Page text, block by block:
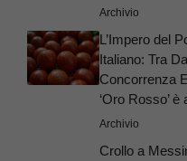
Archivio
L’Impero del
Italiano: Tra
Concorrenza
‘Oro Rosso’
Archivio
Crollo a